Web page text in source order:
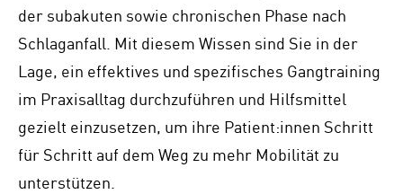
der subakuten sowie chronischen Phase nach
Schlaganfall. Mit diesem Wissen sind Sie in der
Lage, ein effektives und spezifisches Gangtraining
im Praxisalltag durchzuführen und Hilfsmittel
gezielt einzusetzen, um ihre Patient:innen Schritt
für Schritt auf dem Weg zu mehr Mobilität zu
unterstützen.